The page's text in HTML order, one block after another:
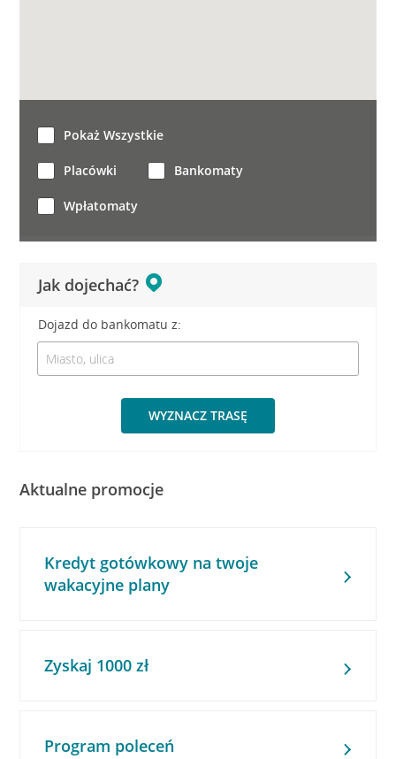
Jak dojechać?
Dojazd do bankomatu z:
WYZNACZ TRASĘ
Pokaż Wszystkie
Placówki Bankomaty
Wpłatomaty
Aktualne promocje
Kredyt gotówkowy na twoje
wakacyjne plany
Zyskaj 1000 zł
Program poleceń